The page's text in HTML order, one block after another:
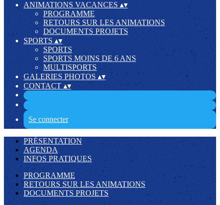
ANIMATIONS VACANCES ▴▾
PROGRAMME
RETOURS SUR LES ANIMATIONS
DOCUMENTS PROJETS
SPORTS ▴▾
SPORTS
SPORTS MOINS DE 6 ANS
MULTISPORTS
GALERIES PHOTOS ▴▾
CONTACT ▴▾
Se connecter
PRÉSENTATION
AGENDA
INFOS PRATIQUES
PROGRAMME
RETOURS SUR LES ANIMATIONS
DOCUMENTS PROJETS